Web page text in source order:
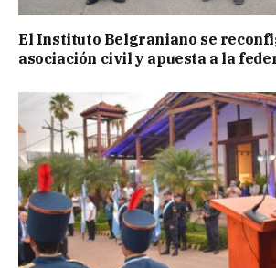
El Instituto Belgraniano se
asociación civil y apuesta a la